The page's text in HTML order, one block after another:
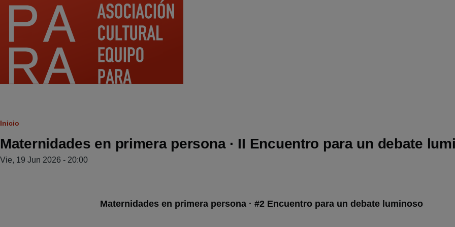
Pasar al contenido principal
Ruta
de
navegación
Inicio
Maternidades en primera persona · II Encuentro para un debate
Vie, 19 Jun 2026 - 20:00
Maternidades en primera persona · #2 Encuentro para un debate luminoso